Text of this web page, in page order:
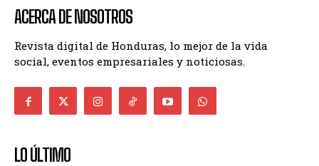
ACERCA DE NOSOTROS
Revista digital de Honduras, lo mejor de la vida
social, eventos empresariales y noticiosas.
LO ÚLTIMO